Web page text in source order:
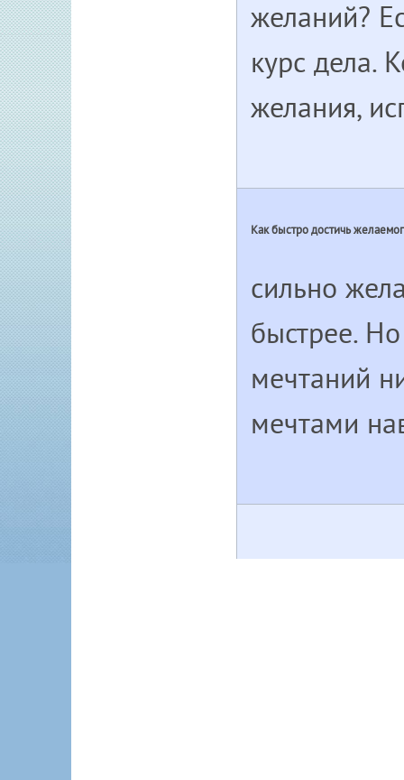
желаний?
курс дела.
желания,
Как быстро достичь
сильно
быстрее.
мечтаний
мечтами